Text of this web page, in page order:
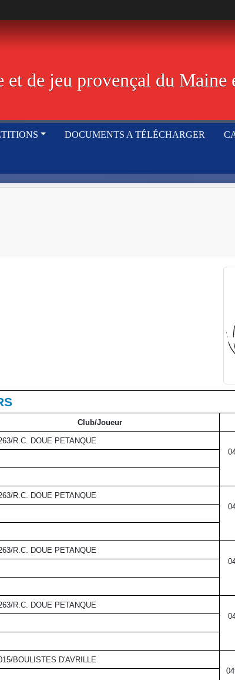
et de jeu provençal du Maine
DOCUMENTS A TÉLÉCHARGER
Club/Joueur
R.C. DOUE PETANQUE
R.C. DOUE PETANQUE
R.C. DOUE PETANQUE
R.C. DOUE PETANQUE
BOULISTES D'AVRILLE